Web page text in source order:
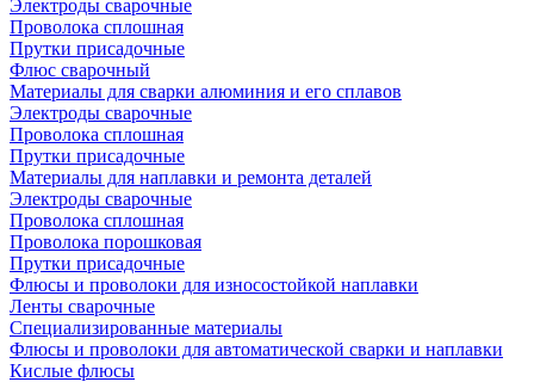
Электроды сварочные
Проволока сплошная
Прутки присадочные
Флюс сварочный
Материалы для сварки алюминия и его сплавов
Электроды сварочные
Проволока сплошная
Прутки присадочные
Материалы для наплавки и ремонта деталей
Электроды сварочные
Проволока сплошная
Проволока порошковая
Прутки присадочные
Флюсы и проволоки для износостойкой наплавки
Ленты сварочные
Специализированные материалы
Флюсы и проволоки для автоматической сварки и наплавки
Кислые флюсы